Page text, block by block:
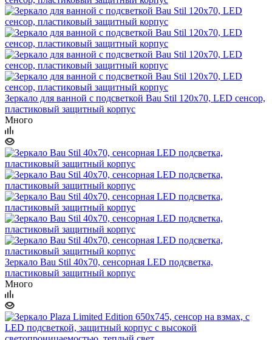
Зеркало для ванной с подсветкой Bau Stil 120х70, LED сенсор,
пластиковый защитный корпус
Много
Зеркало Bau Stil 40х70, сенсорная LED подсветка,
пластиковый защитный корпус
Много